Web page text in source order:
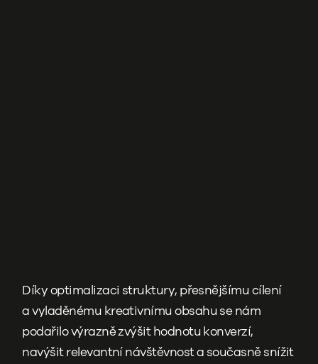
Díky optimalizaci struktury, přesnějšímu cílení
a vyladěnému kreativnímu obsahu se nám
podařilo výrazně zvýšit hodnotu konverzí,
navýšit relevantní návštěvnost a současně snížit